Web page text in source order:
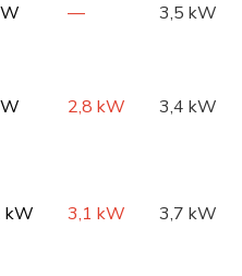
— 3,5 kW
2,8 kW 3,4 kW
kW 3,1 kW 3,7 kW